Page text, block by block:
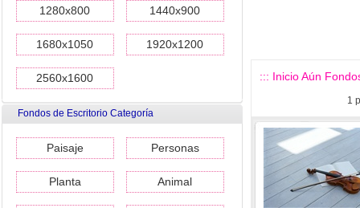
1280x800 1440x900
1680x1050 1920x1200
2560x1600
Fondos de Escritorio Categoría
Paisaje Personas
Planta Animal
::: Inicio Aún
1